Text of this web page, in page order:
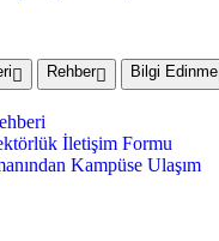
Rehber Bilgi Edinme
İletişim Formu
Kampüse Ulaşım